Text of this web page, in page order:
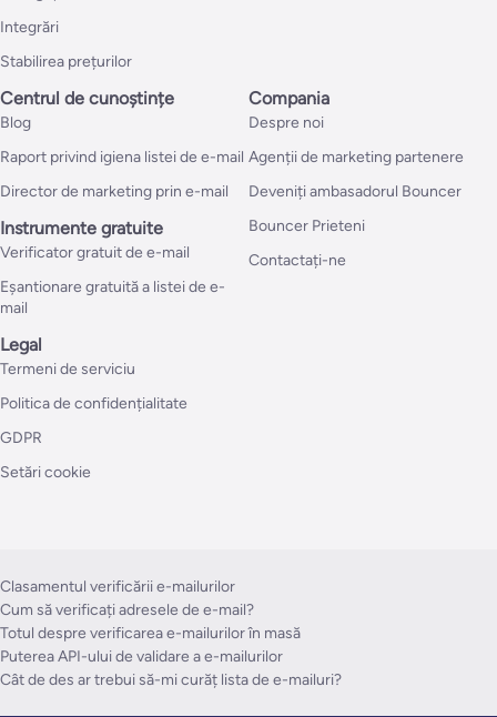
Integrări
Stabilirea prețurilor
Centrul de cunoștințe
Blog
Raport privind igiena listei de e-mail
Director de marketing prin e-mail
Instrumente gratuite
Verificator gratuit de e-mail
Eșantionare gratuită a listei de e-
mail
Compania
Despre noi
Agenții de marketing partenere
Deveniți ambasadorul Bouncer
Bouncer Prieteni
Contactați-ne
Legal
Termeni de serviciu
Politica de confidențialitate
GDPR
Setări cookie
Clasamentul verificării e-mailurilor
Cum să verificați adresele de e-mail?
Totul despre verificarea e-mailurilor în masă
Puterea API-ului de validare a e-mailurilor
Cât de des ar trebui să-mi curăț lista de e-mailuri?